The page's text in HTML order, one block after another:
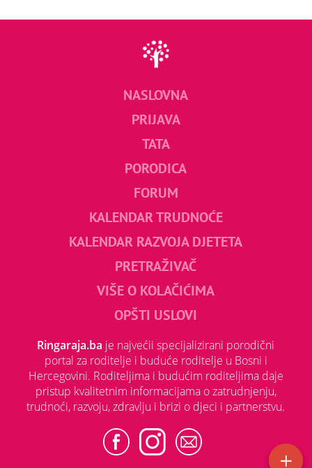
NASLOVNA
PRIJAVA
TATA
PORODICA
FORUM
KALENDAR TRUDNOĆE
KALENDAR RAZVOJA DJETETA
PRETRAŽIVAČ
VIŠE O KOLAČIĆIMA
OPŠTI USLOVI
Ringaraja.ba je najvećii specijalizirani porodični
portal za roditelje i buduće roditelje u Bosni i
Hercegovini. Roditeljima i budućim roditeljima daje
pristup kvalitetnim informacijama o zatrudnjenju,
trudnoći, razvoju, zdravlju i brizi o djeci i partnerstvu.